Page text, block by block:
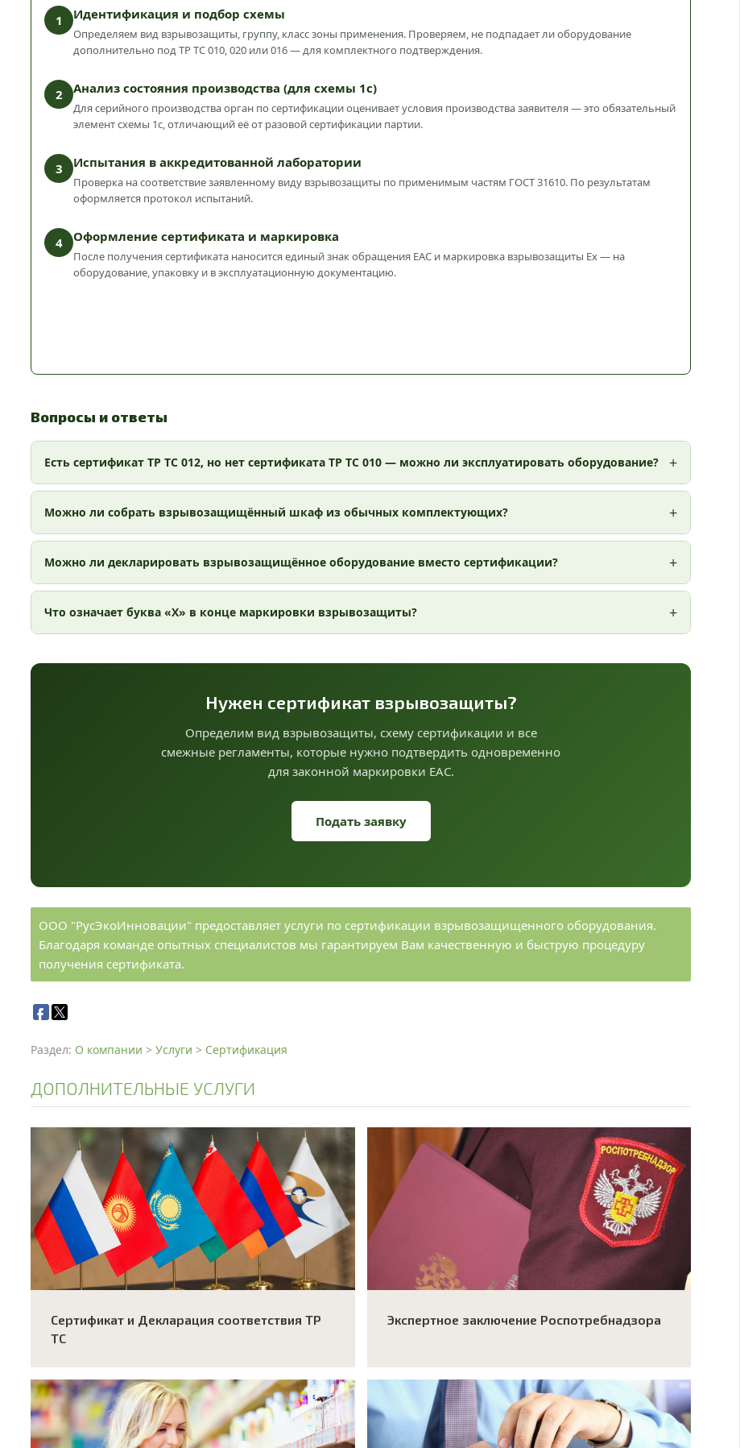
1 Идентификация и подбор схемы
Определяем вид взрывозащиты, группу, класс зоны применения. Проверяем, не подпадает ли оборудование
дополнительно под ТР ТС 010, 020 или 016 — для комплектного подтверждения.
2 Анализ состояния производства (для схемы 1с)
Для серийного производства орган по сертификации оценивает условия производства заявителя — это обязательный
элемент схемы 1с, отличающий её от разовой сертификации партии.
3 Испытания в аккредитованной лаборатории
Проверка на соответствие заявленному виду взрывозащиты по применимым частям ГОСТ 31610. По результатам
оформляется протокол испытаний.
4 Оформление сертификата и маркировка
После получения сертификата наносится единый знак обращения ЕАС и маркировка взрывозащиты Ex — на
оборудование, упаковку и в эксплуатационную документацию.
Вопросы и ответы
Есть сертификат ТР ТС 012, но нет сертификата ТР ТС 010 — можно ли эксплуатировать оборудование?
Можно ли собрать взрывозащищённый шкаф из обычных комплектующих?
Можно ли декларировать взрывозащищённое оборудование вместо сертификации?
Что означает буква «Х» в конце маркировки взрывозащиты?
Нужен сертификат взрывозащиты?
Определим вид взрывозащиты, схему сертификации и все
смежные регламенты, которые нужно подтвердить одновременно
для законной маркировки ЕАС.
Подать заявку
ООО "РусЭкоИнновации" предоставляет услуги по сертификации взрывозащищенного оборудования.
Благодаря команде опытных специалистов мы гарантируем Вам качественную и быструю процедуру
получения сертификата.
Раздел: О компании >Услуги > Сертификация
ДОПОЛНИТЕЛЬНЫЕ УСЛУГИ
Сертификат и Декларация соответствия ТР
ТС
Экспертное заключение Роспотребнадзора